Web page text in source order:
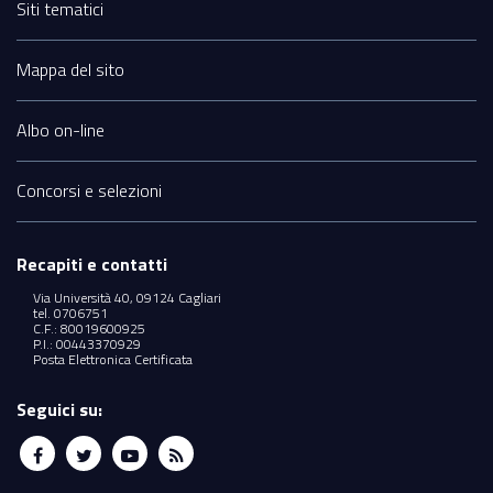
Siti tematici
Mappa del sito
Albo on-line
Concorsi e selezioni
Recapiti e contatti
Via Università 40, 09124 Cagliari
tel. 0706751
C.F.: 80019600925
P.I.: 00443370929
Posta Elettronica Certificata
Seguici su: